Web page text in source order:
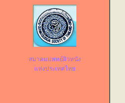
สมาคมแพทย์ผิวหนัง
แห่งประเทศไทย